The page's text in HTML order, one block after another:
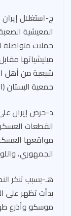
ج-استغلال
المعيشية
حملات متواصلة
ميليشياتها
شيعية من أهل
جمعية البستان
د-حرص إيران
القطعات
مواقعها
الجمهوري، واللواء
هـ-بسبب تنكر
بدأت تظهر على
موسكو وأذرع